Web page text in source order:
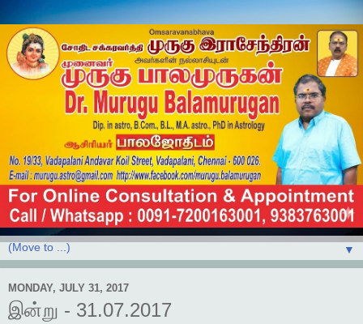
▼
MONDAY, JULY 31, 2017
இன்று - 31.07.2017